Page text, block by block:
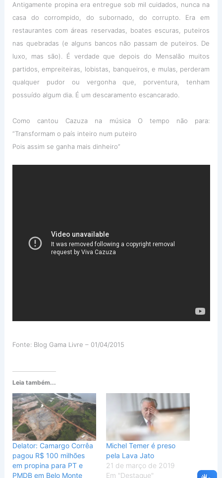
Antigamente propina era entregue sob mil cuidados, nunca na
casa do corrompido, do subornado, do corrupto. Era em
restaurantes com áreas reservadas, boates escuras, puteiros
nas quebradas (e alguns bancos não passam de puteiros. De
luxo, mas são). É verdade que depois do Mensalão muitos
partidos, empreiteiras, lobistas, banqueiros, e mulas, perderam
qualquer pudor ou vergonha que, porventura, tenham
possuído algum dia. É um descaramento escancarado.
Como cantou Cazuza na música O tempo não para:
“Transformam o país inteiro num puteiro
Pois assim se ganha mais dinheiro”
Fonte: Blog Gama Livre – 01/04/2015
Leia também...
Delator: Camargo Corrêa
pagou R$ 100 milhões
em propina para PT e
PMDB em Belo Monte
Michel Temer é preso
pela Lava Jato
21 de março de 2019
Em "Destaque"